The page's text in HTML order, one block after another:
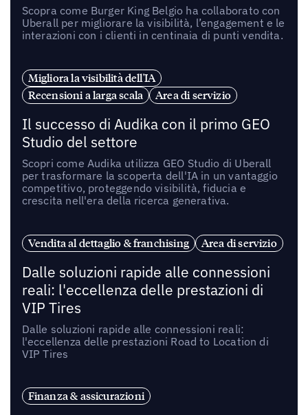
Scopra come Burger King Belgio ha collaborato con
Uberall per migliorare la visibilità, l’engagement e le
interazioni con i clienti in centinaia di punti vendita.
Migliora la visibilità dell'IA
Recensioni a larga scala
Area di servizio
Il successo di Audika con il primo GEO
Studio del settore
Scopri come Audika utilizza GEO Studio di Uberall
per trasformare la scoperta dell'IA in un vantaggio
competitivo, proteggendo visibilità, fiducia e
crescita nell'era della ricerca generativa.
Vendita al dettaglio & franchising Area di servizio
Dalle soluzioni rapide alle connessioni
reali: l'eccellenza delle prestazioni di
VIP Tires
Dalle soluzioni rapide alle connessioni reali:
l'eccellenza delle prestazioni Road to Location di
VIP Tires
Finanza & assicurazioni